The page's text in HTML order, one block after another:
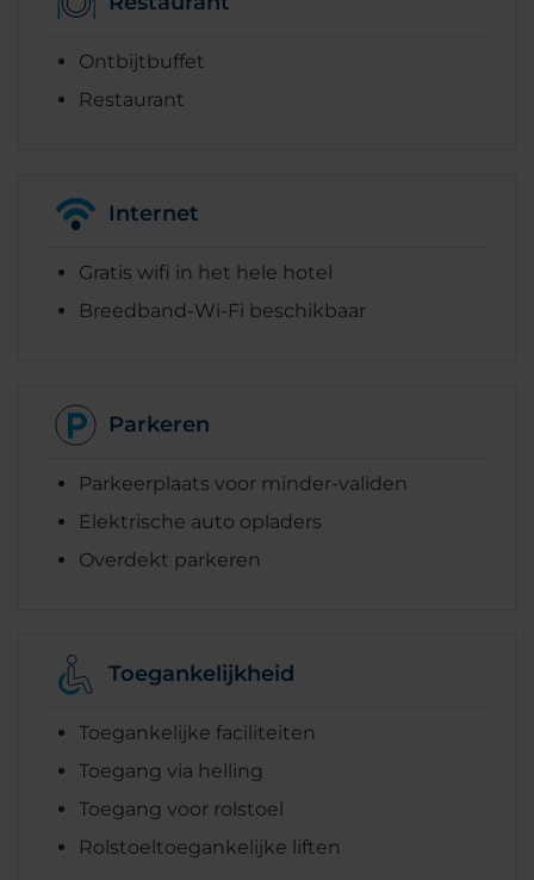
Ontbijtbuffet
Restaurant
Internet
Gratis wifi in het hele hotel
Breedband-Wi-Fi beschikbaar
Parkeren
Parkeerplaats voor minder-validen
Elektrische auto opladers
Overdekt parkeren
Toegankelijkheid
Toegankelijke faciliteiten
Toegang via helling
Toegang voor rolstoel
Rolstoeltoegankelijke liften